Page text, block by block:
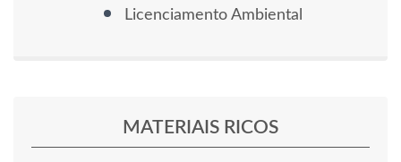
Licenciamento Ambiental
MATERIAIS RICOS